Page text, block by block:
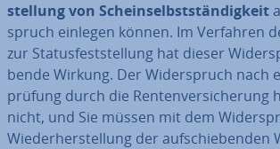
stel­lung von Schein­selbst­stän­dig­keit
spruch einlegen können. Im Verfahren
zur Sta­tus­fest­stel­lung hat dieser
ben­de Wirkung. Der Wi­der­spruch nach
prü­fung durch die Ren­ten­ver­si­che­rung
nicht, und Sie müssen mit dem
Wie­der­her­stel­lung der auf­schie­ben­den